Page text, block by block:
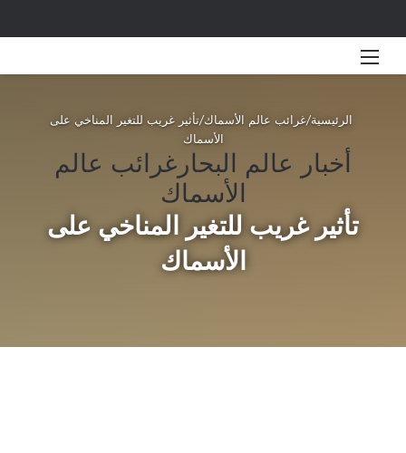
الرئيسية/غرائب عالم الأسماك/تأثير غريب للتغير المناخي على
الأسماك
أخبار عالم البحار غرائب عالم
الأسماك
تأثير غريب للتغير المناخي على
الأسماك